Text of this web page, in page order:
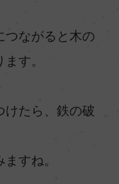
つながると木の
す。
けたら、鉄の破
すね。